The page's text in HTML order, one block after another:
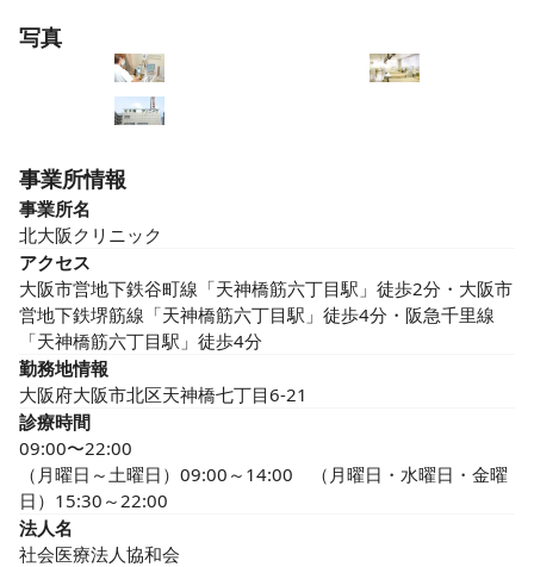
写真
事業所情報
事業所名
北大阪クリニック
アクセス
大阪市営地下鉄谷町線「天神橋筋六丁目駅」徒歩2分・大阪市
営地下鉄堺筋線「天神橋筋六丁目駅」徒歩4分・阪急千里線
「天神橋筋六丁目駅」徒歩4分
勤務地情報
大阪府大阪市北区天神橋七丁目6-21
診療時間
09:00〜22:00
（月曜日～土曜日）09:00～14:00　（月曜日・水曜日・金曜
日）15:30～22:00
法人名
社会医療法人協和会